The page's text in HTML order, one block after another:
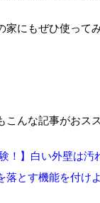
家にもぜひ使って
こんな記事がおスス
験！】白い外壁は
落とす機能を付けよ